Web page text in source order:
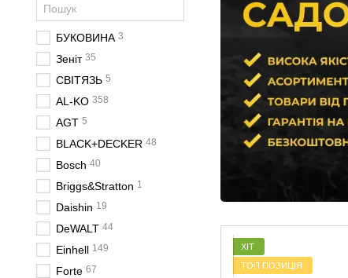
ХІТ
ТОП ПОЗИЦІЯ
БУКОВИНА 3
Зеніт 35
СВІТЯЗЬ 5
AL-KO 358
AGT 5
BLACK+DECKER 48
Bosch 40
Briggs&Stratton 1
Daishin 19
DeWALT 44
Einhell 149
Forte 67